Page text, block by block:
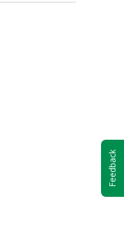
Feedback